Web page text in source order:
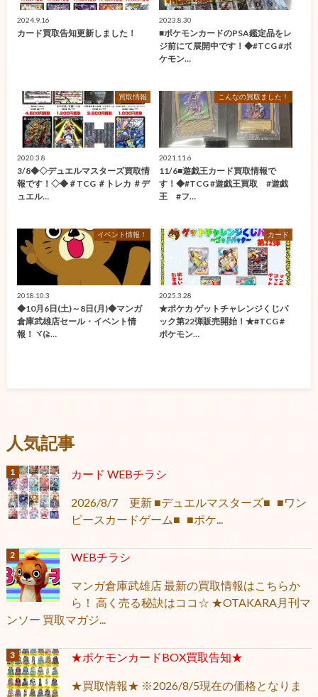
2024.9.16
カード買取告知更新しました！
2023.8.30
■ポケモンカードのPSA鑑定品をレ
ジ前にて展開中です！◆#TCG #ポ
ケモン…
買取情報
2020.3.8
3/8◆◇デュエルマスターズ買取情
報です！◇◆＃TCG ＃トレカ ＃デ
ュエル…
こんなの買取ました！
2021.11.6
11/6■遊戯王カード買取情報で
す！◆#TCG #遊戯王買取 #遊戯
王 #フ…
イベント情報！
2018.10.3
◆10月6日(土)～8日(月)◆マンガ
倉庫武雄店セール・イベント情
報！ヾ(≧…
カード
2025.3.28
★ポケカ ゲットチャレンジくじパ
ック第22弾販売開始！★#TCG #
ポケモン…
人気記事
カード WEBチラシ
2026/8/7 更新 ■デュエルマスターズ■ ■ワン
ピースカードゲーム■ ■ポケ...
WEBチラシ
マンガ倉庫武雄店 最新の買取情報はこちらか
ら！ 高く売る秘訣はココ☆ ★OTAKARA月刊マ
ンソー 買取マガジ...
★ポケモンカードBOX買取告知★
★買取情報★ ※2026/8/5現在の価格となりま